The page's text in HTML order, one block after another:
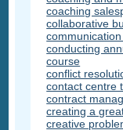
coaching
collaborative
conducting
course
conflict
contact centre
contract
creating a
creative